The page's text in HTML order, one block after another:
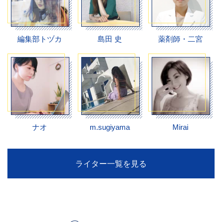
編集部トヅカ 島田 史 薬剤師・二宮
ナオ m.sugiyama Mirai
ライター一覧を見る